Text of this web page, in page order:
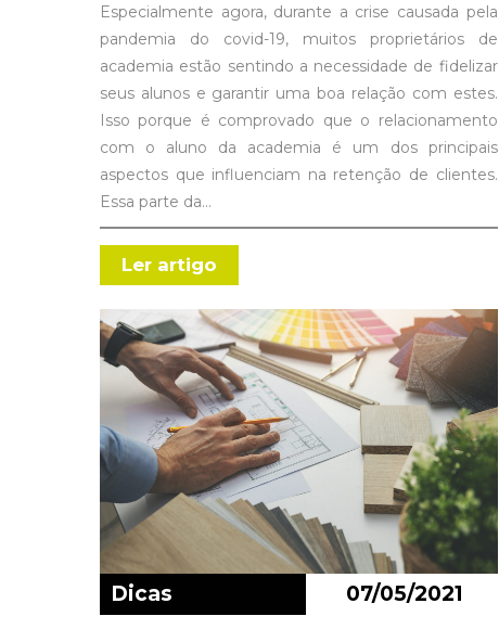
Especialmente agora, durante a crise causada pela
pandemia do covid-19, muitos proprietários de
academia estão sentindo a necessidade de fidelizar
seus alunos e garantir uma boa relação com estes.
Isso porque é comprovado que o relacionamento
com o aluno da academia é um dos principais
aspectos que influenciam na retenção de clientes.
Essa parte da…
Ler artigo
Dicas 07/05/2021